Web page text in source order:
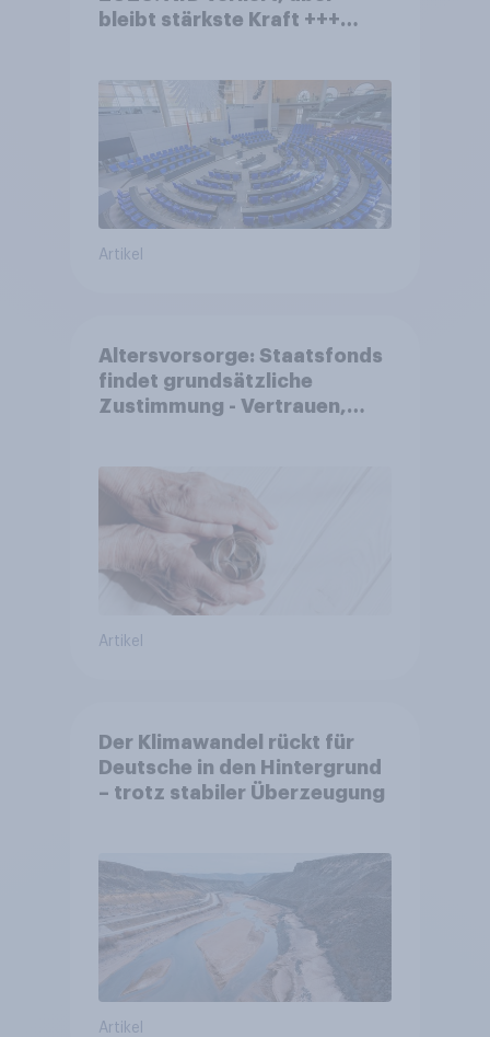
bleibt stärkste Kraft +++
Artikel
Altersvorsorge: Staatsfonds
findet grundsätzliche
Zustimmung - Vertrauen,
Akzeptanz
Artikel
Der Klimawandel rückt für
Deutsche in den Hintergrund
– trotz stabiler Überzeugung
Artikel